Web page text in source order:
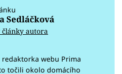
Sedláčková
články autora
redaktorka webu Prima
točili okolo domácího